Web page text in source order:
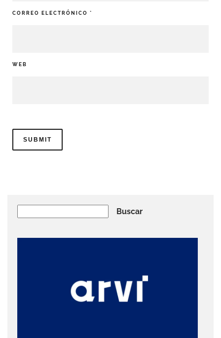
CORREO ELECTRÓNICO *
WEB
Buscar